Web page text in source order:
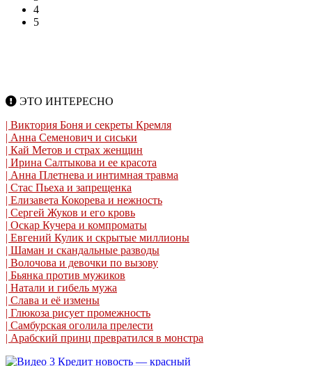
4
5
ЭТО ИНТЕРЕСНО
| Виктория Боня и секреты Кремля
| Анна Семенович и сиськи
| Кай Метов и страх женщин
| Ирина Салтыкова и ее красота
| Анна Плетнева и интимная травма
| Стас Пьеха и запрещенка
| Елизавета Кокорева и нежность
| Сергей Жуков и его кровь
| Оскар Кучера и компроматы
| Евгений Кулик и скрытые миллионы
| Шаман и скандальные разводы
| Волочова и девочки по вызову
| Бьянка против мужиков
| Натали и гибель мужа
| Слава и её измены
| Глюкоза рисует промежность
| Самбурская оголила прелести
| Арабский принц превратился в монстра